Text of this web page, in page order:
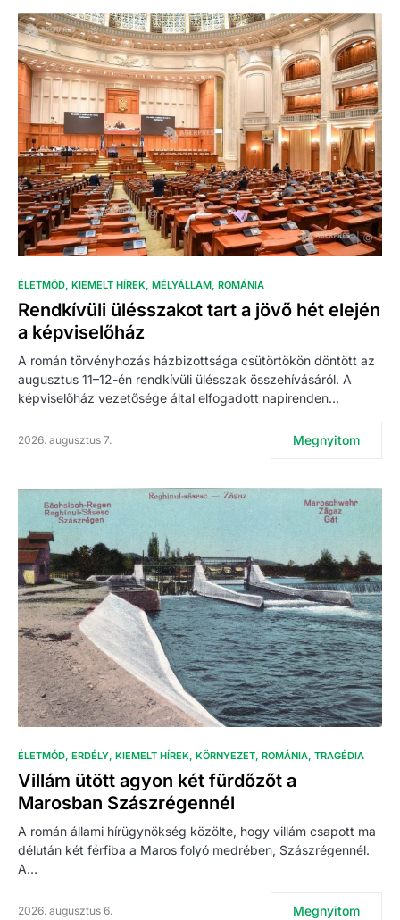
ÉLETMÓD KIEMELT HÍREK MÉLYÁLLAM ROMÁNIA
Rendkívüli ülésszakot tart a jövő hét elején
a képviselőház
A román törvényhozás házbizottsága csütörtökön döntött az
augusztus 11–12-én rendkívüli ülésszak összehívásáról. A
képviselőház vezetősége által elfogadott napirenden…
2026. augusztus 7. Megnyitom
ÉLETMÓD ERDÉLY KIEMELT HÍREK KÖRNYEZET ROMÁNIA TRAGÉDIA
Villám ütött agyon két fürdőzőt a
Marosban Szászrégennél
A román állami hírügynökség közölte, hogy villám csapott ma
délután két férfiba a Maros folyó medrében, Szászrégennél.
A…
2026. augusztus 6. Megnyitom